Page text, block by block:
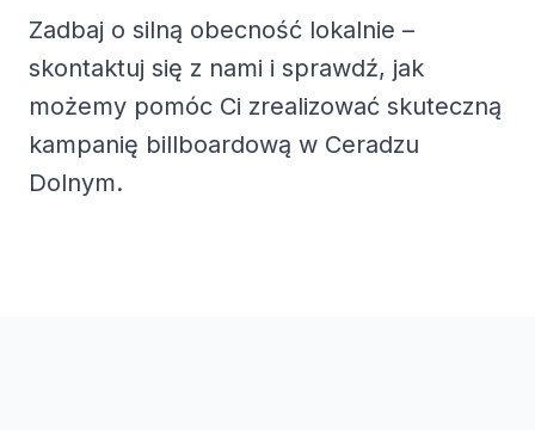
Zadbaj o silną obecność lokalnie –
skontaktuj się z nami i sprawdź, jak
możemy pomóc Ci zrealizować skuteczną
kampanię billboardową w Ceradzu
Dolnym.